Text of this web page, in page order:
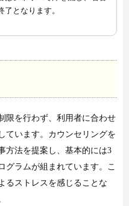
了となります。
限を行わず、利用者に合わせ
ています。カウンセリングを
方法を提案し、基本的には3
グラムが組まれています。こ
るストレスを感じることな